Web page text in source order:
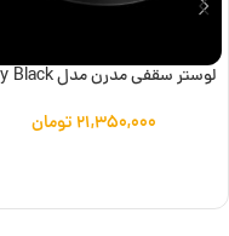
لوستر سقفی مدرن مدل Tooy Black
۲۱,۳۵۰,۰۰۰تومان